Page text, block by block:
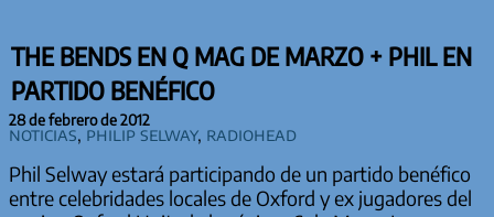
THE BENDS EN Q MAG DE MARZO + PHIL EN
PARTIDO BENÉFICO
28 de febrero de 2012
Noticias, Philip Selway, Radiohead
Phil Selway estará participando de un partido benéfico
entre celebridades locales de Oxford y ex jugadores del